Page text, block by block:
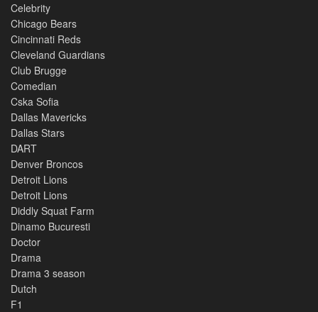
Celebrity
Chicago Bears
Cincinnati Reds
Cleveland Guardians
Club Brugge
Comedian
Cska Sofia
Dallas Mavericks
Dallas Stars
DART
Denver Broncos
Detroit Lions
Detroit Lions
Diddly Squat Farm
Dinamo Bucuresti
Doctor
Drama
Drama 3 season
Dutch
F1